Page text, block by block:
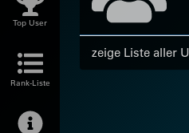
Top User
Rank-Liste
zeige Liste aller